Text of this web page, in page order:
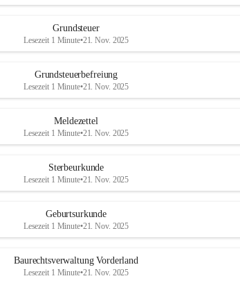
Grundsteuer
Lesezeit 1 Minute•21. Nov. 2025
Grundsteuerbefreiung
Lesezeit 1 Minute•21. Nov. 2025
Meldezettel
Lesezeit 1 Minute•21. Nov. 2025
Sterbeurkunde
Lesezeit 1 Minute•21. Nov. 2025
Geburtsurkunde
Lesezeit 1 Minute•21. Nov. 2025
Baurechtsverwaltung Vorderland
Lesezeit 1 Minute•21. Nov. 2025